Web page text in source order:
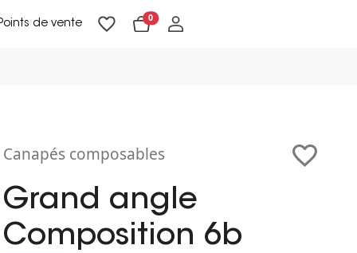
de vente 0
Canapés composables
Grand angle
Composition 6b